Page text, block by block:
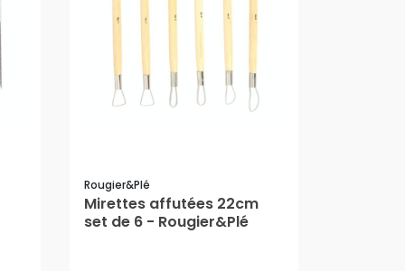
Rougier&plé
Mirettes affutées 22cm
set de 6 - Rougier&Plé